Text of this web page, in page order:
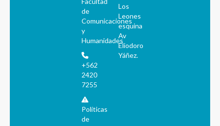
de
Comunicaciones
y
Humanidades
+562
2420
7255
Políticas
de
Los
Leones
esquina
Av
Eliodoro
Yáñez.